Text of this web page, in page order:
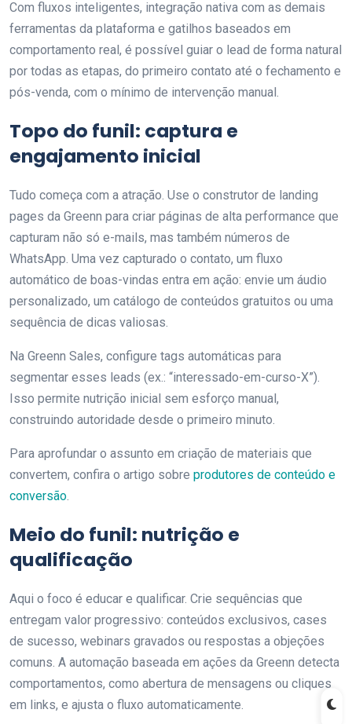
Com fluxos inteligentes, integração nativa com as demais
ferramentas da plataforma e gatilhos baseados em
comportamento real, é possível guiar o lead de forma natural
por todas as etapas, do primeiro contato até o fechamento e
pós-venda, com o mínimo de intervenção manual.
Topo do funil: captura e
engajamento inicial
Tudo começa com a atração. Use o construtor de landing
pages da Greenn para criar páginas de alta performance que
capturam não só e-mails, mas também números de
WhatsApp. Uma vez capturado o contato, um fluxo
automático de boas-vindas entra em ação: envie um áudio
personalizado, um catálogo de conteúdos gratuitos ou uma
sequência de dicas valiosas.
Na Greenn Sales, configure tags automáticas para
segmentar esses leads (ex.: “interessado-em-curso-X”).
Isso permite nutrição inicial sem esforço manual,
construindo autoridade desde o primeiro minuto.
Para aprofundar o assunto em criação de materiais que
convertem, confira o artigo sobre produtores de conteúdo e
conversão.
Meio do funil: nutrição e
qualificação
Aqui o foco é educar e qualificar. Crie sequências que
entregam valor progressivo: conteúdos exclusivos, cases
de sucesso, webinars gravados ou respostas a objeções
comuns. A automação baseada em ações da Greenn detecta
comportamentos, como abertura de mensagens ou cliques
em links, e ajusta o fluxo automaticamente.